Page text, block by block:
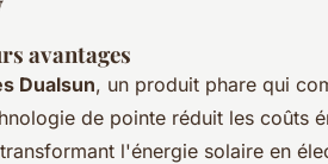
avantages
Dualsun, un produit phare qui
de pointe réduit les coûts
l'énergie solaire en